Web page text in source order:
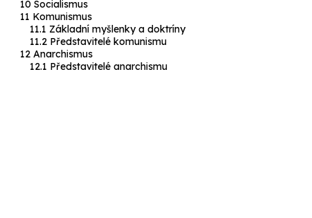
Socialismus
Komunismus
Základní myšlenky a doktríny
Představitelé komunismu
Anarchismus
Představitelé anarchismu